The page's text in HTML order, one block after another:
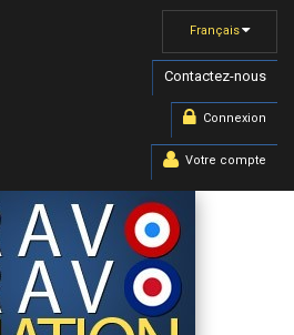
Français
Contactez-nous
Connexion
Votre compte